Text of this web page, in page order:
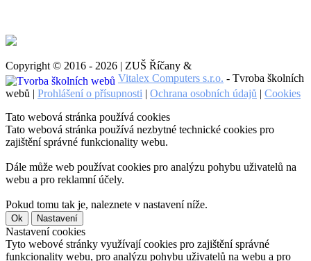
Copyright © 2016 - 2026 | ZUŠ Říčany &
Vitalex Computers s.r.o. - Tvroba školních
webů | Prohlášení o přísupnosti | Ochrana osobních údajů | Cookies
Tato webová stránka používá cookies
Tato webová stránka používá nezbytné technické cookies pro
zajištění správné funkcionality webu.
Dále může web používat cookies pro analýzu pohybu uživatelů na
webu a pro reklamní účely.
Pokud tomu tak je, naleznete v nastavení níže.
Ok Nastavení
Nastavení cookies
Tyto webové stránky využívají cookies pro zajištění správné
funkcionality webu, pro analýzu pohybu uživatelů na webu a pro